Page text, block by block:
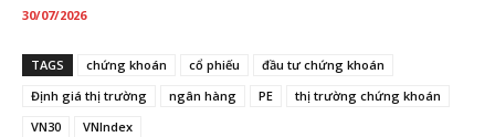
30/07/2026
TAGS chứng khoán cổ phiếu
đầu tư chứng khoán
Định giá thị trường
ngân hàng PE
thị trường chứng khoán
VN30
VNIndex